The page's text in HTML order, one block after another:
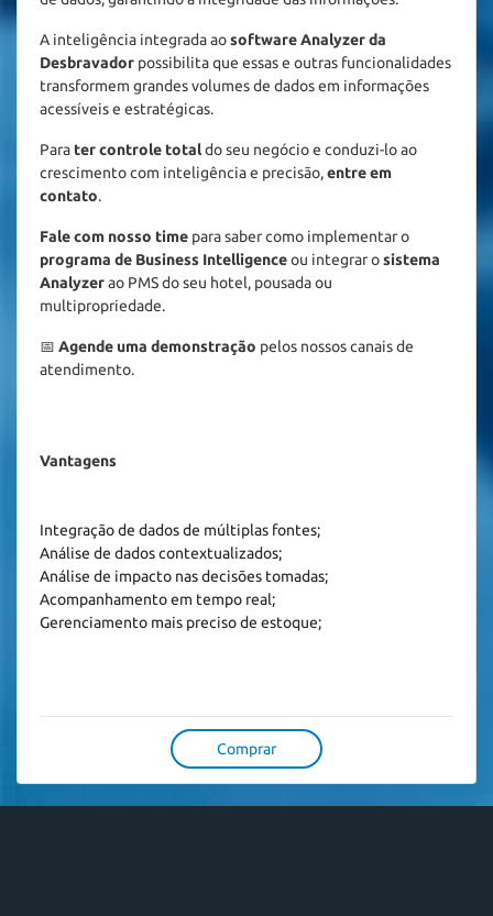
A inteligência integrada ao software Analyzer da
Desbravador possibilita que essas e outras funcionalidades
transformem grandes volumes de dados em informações
acessíveis e estratégicas.
Para ter controle total do seu negócio e conduzi-lo ao
crescimento com inteligência e precisão, entre em
contato.
Fale com nosso time
programa de Business Intelligence ou integrar o sistema
Analyzer ao PMS do seu hotel, pousada ou
multipropriedade.
📅 Agende uma demonstração pelos nossos canais de
atendimento.
Vantagens
Integração de dados de múltiplas fontes;
Análise de dados contextualizados;
Análise de impacto nas decisões tomadas;
Acompanhamento em tempo real;
Gerenciamento mais preciso de estoque;
Comprar